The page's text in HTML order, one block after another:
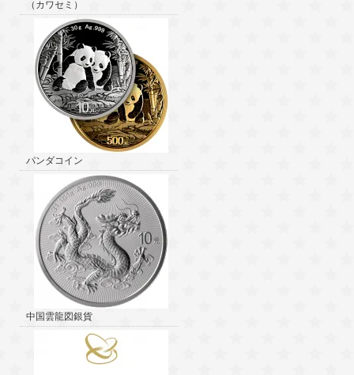
（カワセミ）
パンダコイン
中国雲龍図銀貨